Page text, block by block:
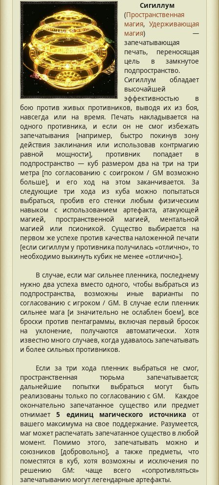
Сигиллум
(Пространственная
магия, Удерживающая
магия) —
запечатывающая
печать, переносящая
цель в замкнутое
подпространство.
Сигиллум обладает
высочайшей
эффективностью в
бою против живых противников, выводя их из боя,
навсегда или на время. Печать накладывается на
одного противника, и если он не смог избежать
запечатывания [например, быстро покинув зону
действия заклинания или использовав контрмагию
равной мощности], противник попадает в
подпространство — куб размером два на три на три
метра [по согласованию с соигроком / GM возможно
больше], и его ход на этом заканчивается. За
следующие три хода из куба можно попытаться
выбраться, пробив его стенки любым физическим
навыком с использованием артефакта, атакующей
магией, пространственной магией, ментальной
магией или псионикой. Существо выбирается на
первом же успехе против качества наложенной печати
[если сигиллум у противника получилась «отлично», то
необходимо выкинуть кубик не менее «отлично»].
В случае, если маг сильнее пленника, последнему
нужно два успеха вместо одного, чтобы выбраться из
подпространства, возможны иные варианты по
согласованию с игроком / GM. В случае если пленник
сильнее мага [и значительно не ослаблен боем], все
броски против пентаграммы, включая первый бросок
на уклонение, получаются автоматически. Хотя
известно много случаев, когда удавалось запечатывать
и более сильных противников.
Если за три хода пленник выбраться не смог,
пространственная тюрьма запечатывается;
дальнейшие попытки выбраться могут быть
реализованы только по согласованию с GM. ⠀ Каждое
окончательно запечатанное существо или предмет
отнимает5 единиц магического источника от
вашего максимума на свое поддержание. Разумеется,
маг может распечатать запечатанное существо в любой
момент. Помимо этого, запечатывать можно и
союзников [добровольно], а также предметы, что
поместятся в куб, хотя возможны и исключения по
решению GM: чаще всего «сопротивляться»
запечатыванию могут легендарные артефакты.